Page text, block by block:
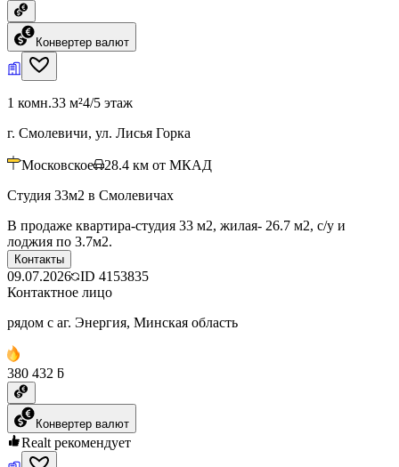
Конвертер валют
1 комн.33 м²4/5 этаж
г. Смолевичи, ул. Лисья Горка
Московское 28.4 км от МКАД
Студия 33м2 в Смолевичах
В продаже квартира-студия 33 м2, жилая- 26.7 м2, с/у и
лоджия по 3.7м2.
Контакты
09.07.2026 ID 4153835
Контактное лицо
рядом с аг. Энергия, Минская область
380 432 ƃ
Конвертер валют
Realt рекомендует